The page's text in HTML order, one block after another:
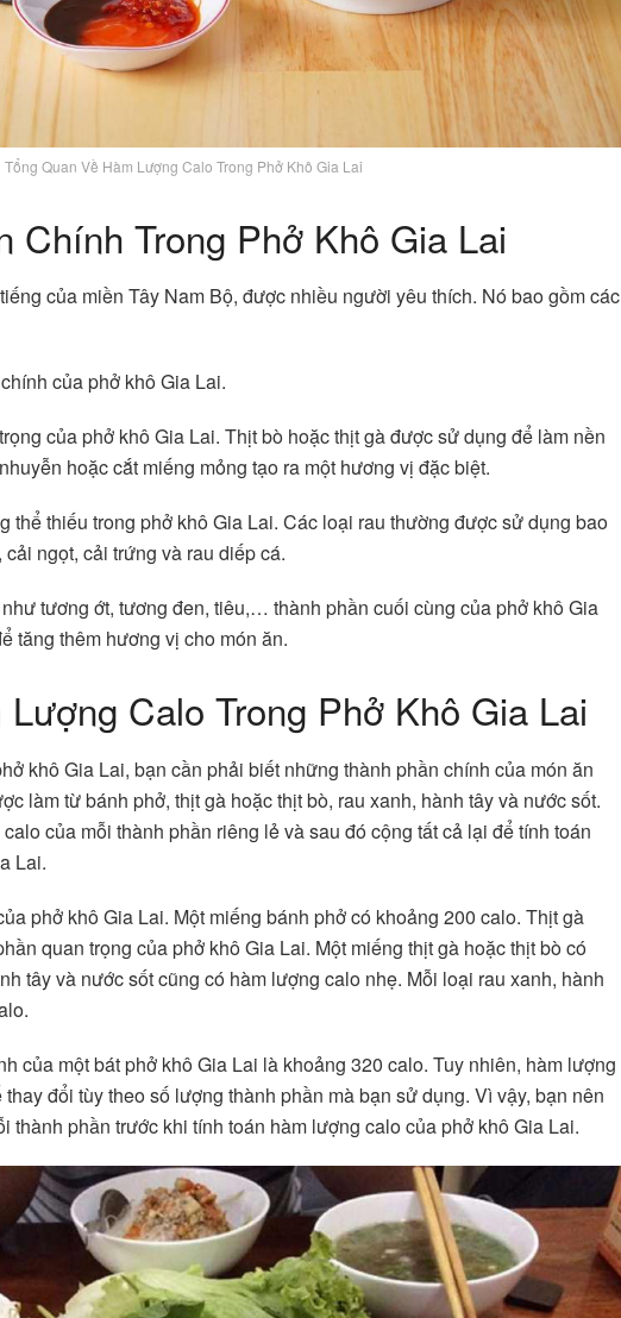
Tổng Quan Về Hàm Lượng Calo Trong Phở Khô Gia Lai
Chính Trong Phở Khô Gia Lai
của miền Tây Nam Bộ, được nhiều người yêu thích. Nó bao gồm các
của phở khô Gia Lai.
của phở khô Gia Lai. Thịt bò hoặc thịt gà được sử dụng để làm nền
hoặc cắt miếng mỏng tạo ra một hương vị đặc biệt.
thể thiếu trong phở khô Gia Lai. Các loại rau thường được sử dụng bao
ngọt, cải trứng và rau diếp cá.
tương ớt, tương đen, tiêu,… thành phần cuối cùng của phở khô Gia
tăng thêm hương vị cho món ăn.
Calo Trong Phở Khô Gia Lai
khô Gia Lai, bạn cần phải biết những thành phần chính của món ăn
làm từ bánh phở, thịt gà hoặc thịt bò, rau xanh, hành tây và nước sốt.
của mỗi thành phần riêng lẻ và sau đó cộng tất cả lại để tính toán
Lai.
phở khô Gia Lai. Một miếng bánh phở có khoảng 200 calo. Thịt gà
quan trọng của phở khô Gia Lai. Một miếng thịt gà hoặc thịt bò có
tây và nước sốt cũng có hàm lượng calo nhẹ. Mỗi loại rau xanh, hành
của một bát phở khô Gia Lai là khoảng 320 calo. Tuy nhiên, hàm lượng
đổi tùy theo số lượng thành phần mà bạn sử dụng. Vì vậy, bạn nên
thành phần trước khi tính toán hàm lượng calo của phở khô Gia Lai.